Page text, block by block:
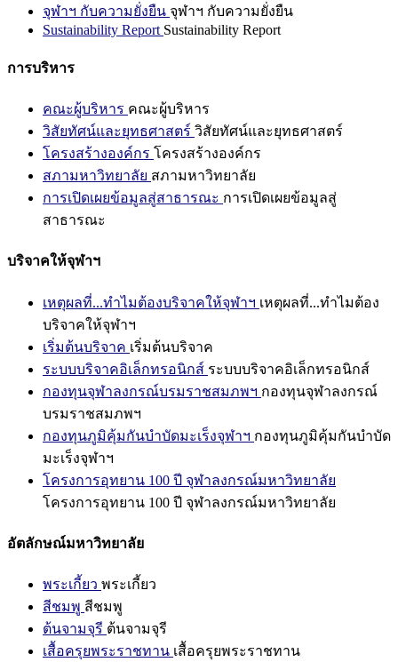
จุฬาฯ กับความยั่งยืน จุฬาฯ กับความยั่งยืน
Sustainability Report Sustainability Report
การบริหาร
คณะผู้บริหาร คณะผู้บริหาร
วิสัยทัศน์และยุทธศาสตร์ วิสัยทัศน์และยุทธศาสตร์
โครงสร้างองค์กร โครงสร้างองค์กร
สภามหาวิทยาลัย สภามหาวิทยาลัย
การเปิดเผยข้อมูลสู่สาธารณะ การเปิดเผยข้อมูลสู่
สาธารณะ
บริจาคให้จุฬาฯ
เหตุผลที่...ทำไมต้องบริจาคให้จุฬาฯ เหตุผลที่...ทำไมต้อง
บริจาคให้จุฬาฯ
เริ่มต้นบริจาค เริ่มต้นบริจาค
ระบบบริจาคอิเล็กทรอนิกส์ ระบบบริจาคอิเล็กทรอนิกส์
กองทุนจุฬาลงกรณ์บรมราชสมภพฯ กองทุนจุฬาลงกรณ์
บรมราชสมภพฯ
กองทุนภูมิคุ้มกันบำบัดมะเร็งจุฬาฯ กองทุนภูมิคุ้มกันบำบัด
มะเร็งจุฬาฯ
โครงการอุทยาน 100 ปี จุฬาลงกรณ์มหาวิทยาลัย
โครงการอุทยาน 100 ปี จุฬาลงกรณ์มหาวิทยาลัย
อัตลักษณ์มหาวิทยาลัย
พระเกี้ยว พระเกี้ยว
สีชมพู สีชมพู
ต้นจามจุรี ต้นจามจุรี
เสื้อครุยพระราชทาน เสื้อครุยพระราชทาน